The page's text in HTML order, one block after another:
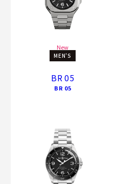
New
MEN'S
BR 05
BR 05